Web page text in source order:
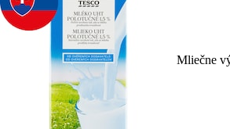
Mliečne